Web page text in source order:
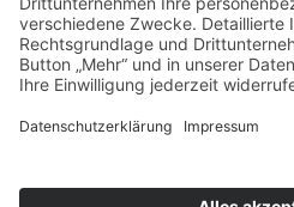
Häuser und Wohnungen
Reitanlagen